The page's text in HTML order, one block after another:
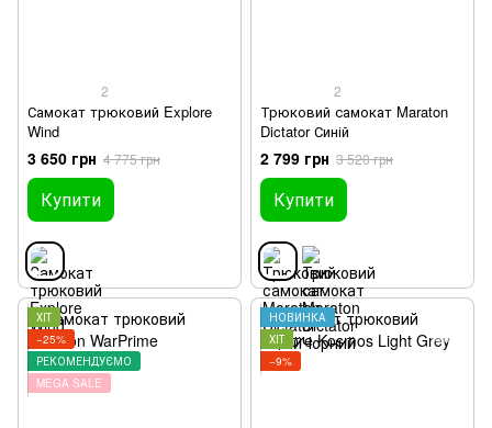
2
Самокат трюковий Explore
Wind
3 650 грн 4 775 грн
Купити
2
Трюковий самокат Maraton
Dictator Синій
2 799 грн 3 520 грн
Купити
ХІТ
−25%
РЕКОМЕНДУЄМО
MEGA SALE
НОВИНКА
ХІТ
−9%